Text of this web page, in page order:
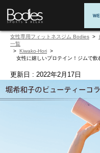
女性専用フィットネスジム Bodies >
> Kiwako-Hori >
女性に嬉しいプロテイン！ジムで
更新日 : 2022年2月17日